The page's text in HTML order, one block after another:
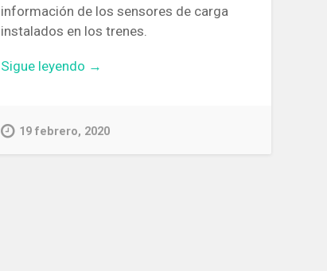
información de los sensores de carga
instalados en los trenes.
Sigue leyendo «Tres
metro
→
19 febrero, 2020